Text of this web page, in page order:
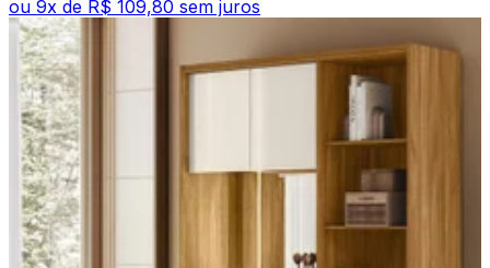
ou 9x de R$ 109,80 sem juros